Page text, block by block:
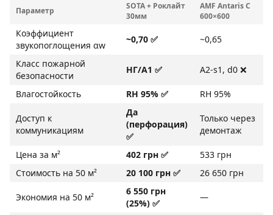
Параметр
SOTA + Роклайт
30мм
AMF Antaris C
600×600
Коэффициент
звукопоглощения αw
~0,70 ✅ ~0,65
Класс пожарной
безопасности
НГ/A1 ✅ A2-s1, d0 ❌
Влагостойкость RH 95% ✅ RH 95%
Доступ к
коммуникациям
Да
(перфорация)
✅
Только через
демонтаж
Цена за м² 402 грн ✅
533 грн
Стоимость на 50 м²
20 100 грн ✅ 26 650 грн
Экономия на 50 м²
6 550 грн
(25%) ✅
—